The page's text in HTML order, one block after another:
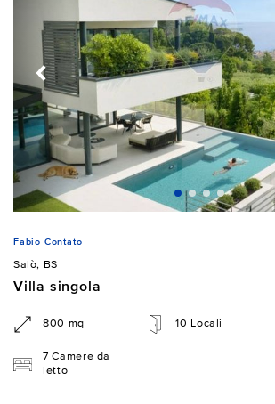
Fabio Contato
Salò, BS
Villa singola
800 mq 10 Locali
7 Camere da
letto